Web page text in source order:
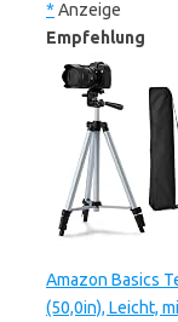
* Anzeige
Empfehlung
Amazon Basics
(50,0in), Leicht,